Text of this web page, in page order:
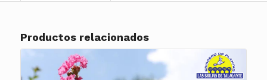
Productos relacionados